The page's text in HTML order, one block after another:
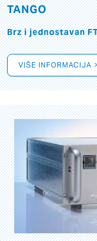
TANGO
Brz i jednostavan
VIŠE INFORMACIJA